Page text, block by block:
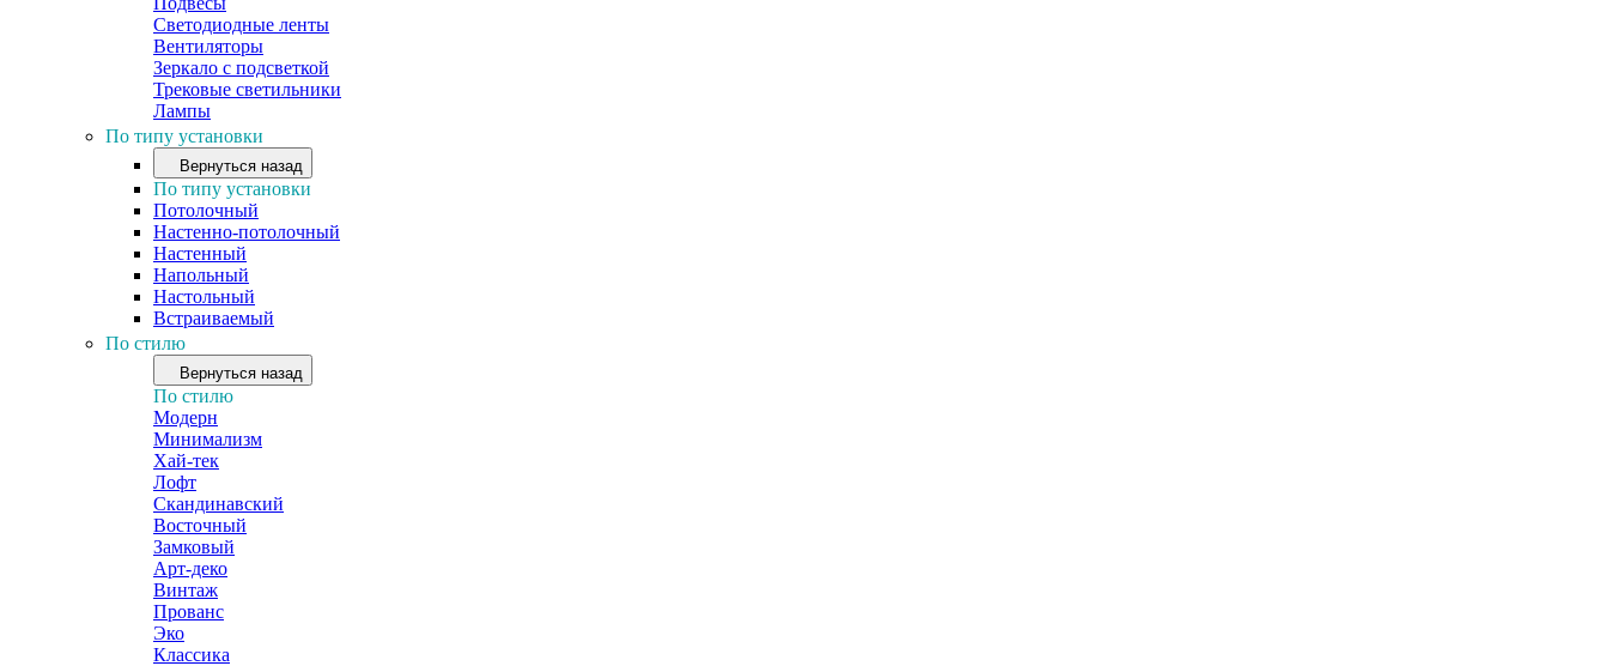
Светодиодные ленты
Вентиляторы
Зеркало с подсветкой
Трековые светильники
Лампы
По типу установки
Вернуться назад
По типу установки
Потолочный
Настенно-потолочный
Настенный
Напольный
Настольный
Встраиваемый
По стилю
Вернуться назад
По стилю
Модерн
Минимализм
Хай-тек
Лофт
Скандинавский
Восточный
Замковый
Арт-деко
Винтаж
Прованс
Эко
Классика